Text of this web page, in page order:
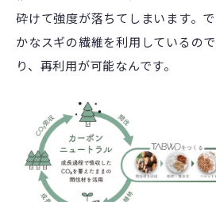
砕けて強度が落ちてしまいます。
かなスギの繊維を利用しているの
り、再利用が可能なんです。